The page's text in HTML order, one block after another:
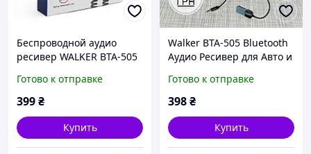
Беспроводной аудио
ресивер WALKER BTA-505
Bluetooth black
Готово к отправке
399₴
Купить
Walker BTA-505 Bluetooth
Аудио Ресивер для Авто и
Микрофон | BT 5.0
Готово к отправке
398₴
Купить